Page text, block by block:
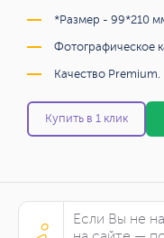
*Размер - 99*210
Фотографическое
Качество Premium.
Купить в 1 клик
Если Вы не